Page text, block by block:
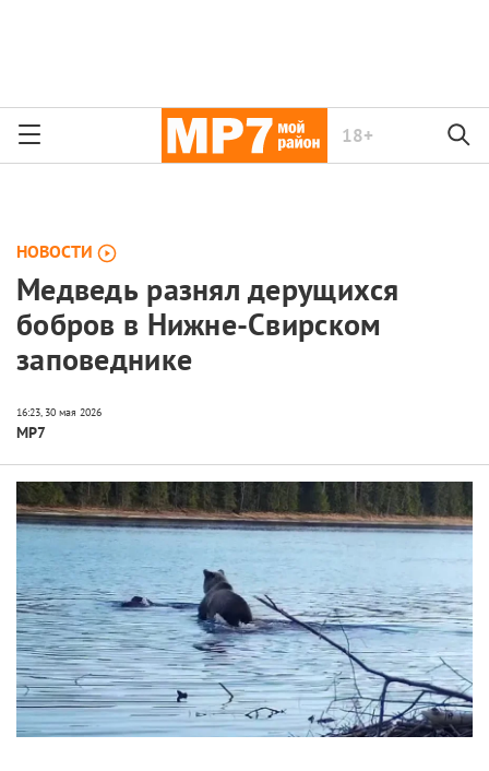
18+
НОВОСТИ
Медведь разнял дерущихся
бобров в Нижне-Свирском
заповеднике
МР7